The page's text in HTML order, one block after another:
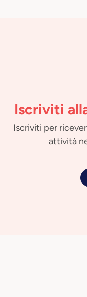
Iscriviti
Iscriviti per
attività